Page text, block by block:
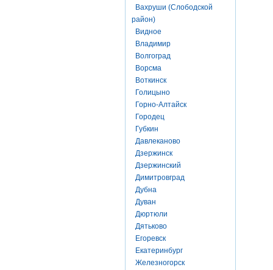
Вахруши (Слободской
район)
Видное
Владимир
Волгоград
Ворсма
Воткинск
Голицыно
Горно-Алтайск
Городец
Губкин
Давлеканово
Дзержинск
Дзержинский
Димитровград
Дубна
Дуван
Дюртюли
Дятьково
Егоревск
Екатеринбург
Железногорск